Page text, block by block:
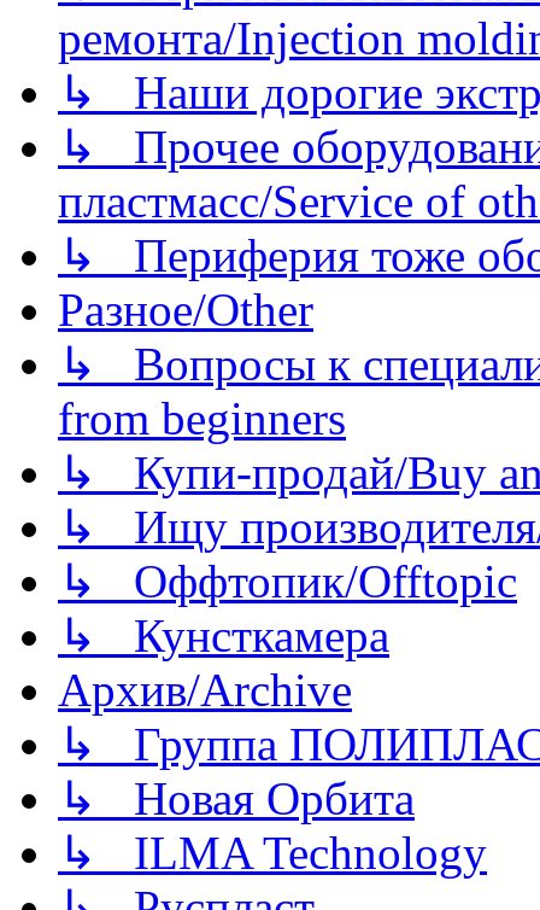
ремонта/Injection
↳ Наши дорогие
↳ Прочее
пластмасс/Service of
↳ Периферия тоже
Разное/Other
↳ Вопросы к
from beginners
↳ Купи-продай/Buy
↳ Ищу
↳ Оффтопик/Offtopic
↳ Кунсткамера
Архив/Archive
↳ Группа
↳ Новая Орбита
↳ ILMA Technology